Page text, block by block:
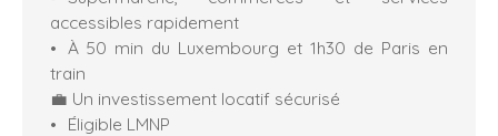
accessibles rapidement
À 50 min du Luxembourg et 1h30 de Paris en
train
💼 Un investissement locatif sécurisé
Éligible LMNP